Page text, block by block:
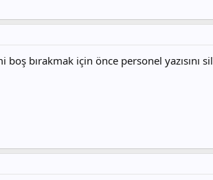
boş bırakmak için önce personel yazısını